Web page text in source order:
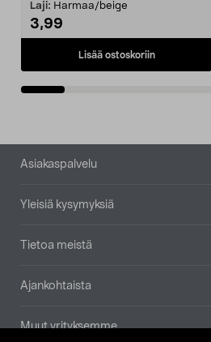
Laji: Harmaa/beige
3,99
Lisää ostoskoriin
Alatunniste
Asiakaspalvelu
Yleisiä kysymyksiä
Tietoa meistä
Ajankohtaista
Muut yrityksemme